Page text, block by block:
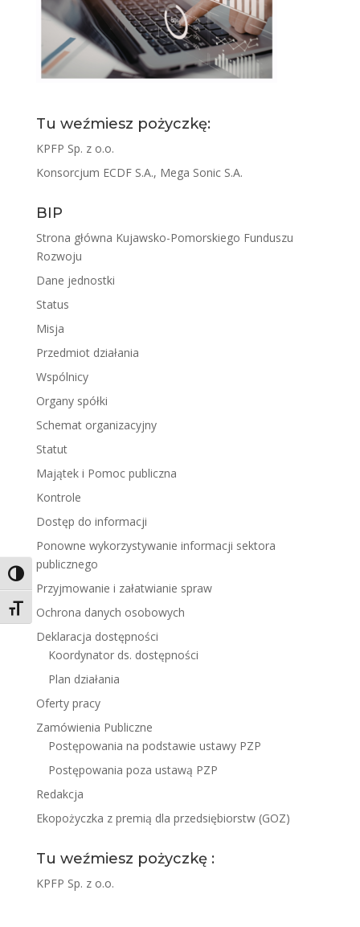
Toggle High Contrast
Toggle Font size
Tu weźmiesz pożyczkę:
KPFP Sp. z o.o.
Konsorcjum ECDF S.A., Mega Sonic S.A.
BIP
Strona główna Kujawsko-Pomorskiego Funduszu
Rozwoju
Dane jednostki
Status
Misja
Przedmiot działania
Wspólnicy
Organy spółki
Schemat organizacyjny
Statut
Majątek i Pomoc publiczna
Kontrole
Dostęp do informacji
Ponowne wykorzystywanie informacji sektora
publicznego
Przyjmowanie i załatwianie spraw
Ochrona danych osobowych
Deklaracja dostępności
Koordynator ds. dostępności
Plan działania
Oferty pracy
Zamówienia Publiczne
Postępowania na podstawie ustawy PZP
Postępowania poza ustawą PZP
Redakcja
Ekopożyczka z premią dla przedsiębiorstw (GOZ)
Tu weźmiesz pożyczkę :
KPFP Sp. z o.o.